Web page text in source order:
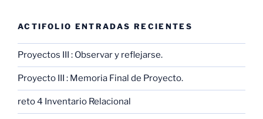
ACTIFOLIO ENTRADAS RECIENTES
Proyectos III : Observar y reflejarse.
Proyecto III : Memoria Final de Proyecto.
reto 4 Inventario Relacional